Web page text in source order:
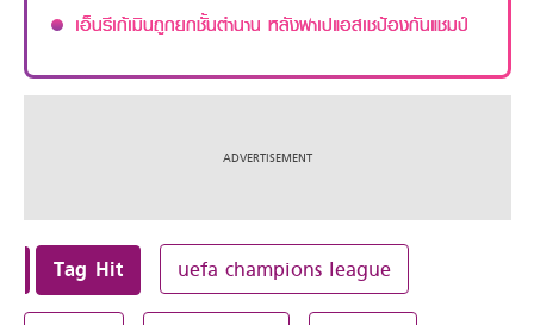
เอ็นรีเก้เมินถูกยกชั้นตำนาน หลังพาเปแอสเชป้องกันแชมป์
Tag Hit uefa champions league